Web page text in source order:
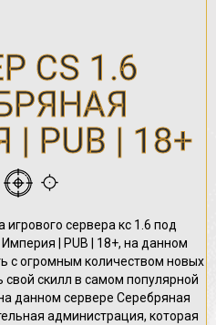
CS 1.6
PUB | 18+
сервера кс 1.6 под
| PUB | 18+, на данном
с огромным количеством новых
свой скилл в самом популярной
данном сервере Серебряная
администрация, которая